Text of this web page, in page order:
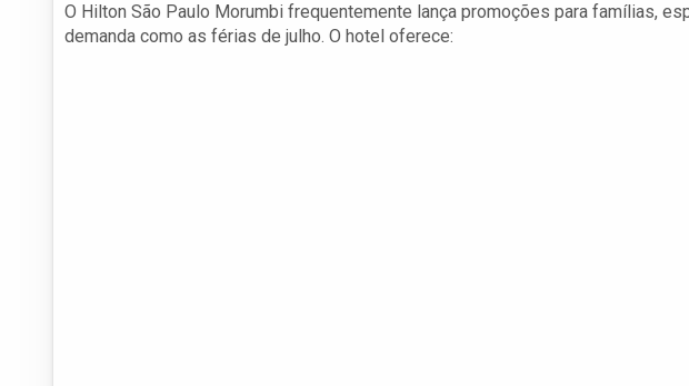
O Hilton São Paulo Morumbi frequentemente lança promoções para famílias,
demanda como as férias de julho. O hotel oferece: